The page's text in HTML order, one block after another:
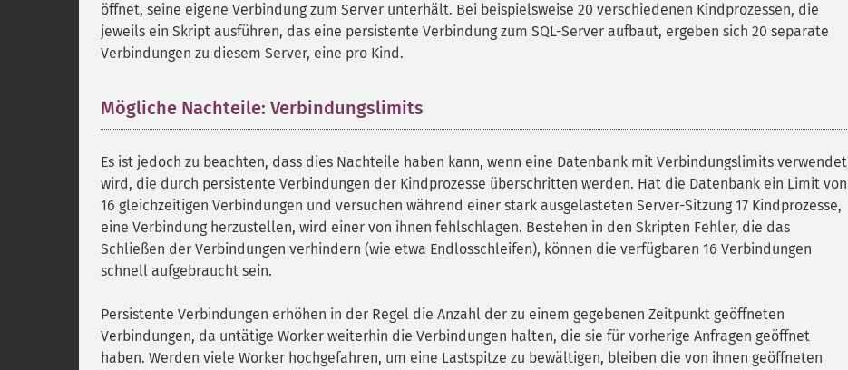
öffnet, seine eigene Verbindung zum Server unterhält. Bei beispielsweise 20 verschiedenen Kindprozessen, die
jeweils ein Skript ausführen, das eine persistente Verbindung zum SQL-Server aufbaut, ergeben sich 20 separate
Verbindungen zu diesem Server, eine pro Kind.
Mögliche Nachteile: Verbindungslimits
Es ist jedoch zu beachten, dass dies Nachteile haben kann, wenn eine Datenbank mit Verbindungslimits verwendet
wird, die durch persistente Verbindungen der Kindprozesse überschritten werden. Hat die Datenbank ein Limit von
16 gleichzeitigen Verbindungen und versuchen während einer stark ausgelasteten Server-Sitzung 17 Kindprozesse,
eine Verbindung herzustellen, wird einer von ihnen fehlschlagen. Bestehen in den Skripten Fehler, die das
Schließen der Verbindungen verhindern (wie etwa Endlosschleifen), können die verfügbaren 16 Verbindungen
schnell aufgebraucht sein.
Persistente Verbindungen erhöhen in der Regel die Anzahl der zu einem gegebenen Zeitpunkt geöffneten
Verbindungen, da untätige Worker weiterhin die Verbindungen halten, die sie für vorherige Anfragen geöffnet
haben. Werden viele Worker hochgefahren, um eine Lastspitze zu bewältigen, bleiben die von ihnen geöffneten